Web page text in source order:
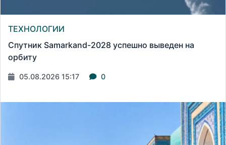
ТЕХНОЛОГИИ
Спутник Samarkand-2028 успешно выведен на
орбиту
05.08.2026 15:17 0